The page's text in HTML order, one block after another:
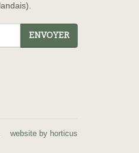
ENVOYER
website by horticus